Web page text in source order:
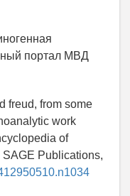
портал МВД
freud, from some
work
of
Publications,